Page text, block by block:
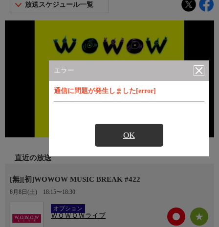
エラー
通信に問題が発生しました[error]
OK
放送スケジュール一覧
直近の放送
[無][初]WOWOW MUSIC BREAK #422
8月8日(土) 18:15〜18:30
オプション
Ch.192
ＷＯＷＯＷライブ